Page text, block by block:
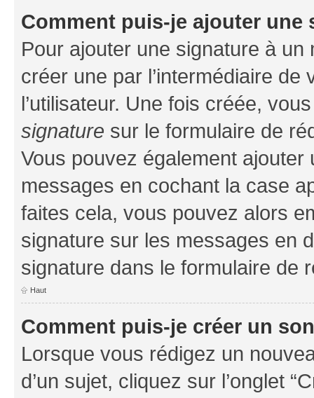
Comment puis-je ajouter une
Pour ajouter une signature à un
créer une par l’intermédiaire
l’utilisateur. Une fois créée,
signature sur le formulaire de
Vous pouvez également
messages en cochant la case
faites cela, vous pouvez alors
signature sur les messages en
signature dans le formulaire de
Haut
Comment puis-je créer un
Lorsque vous rédigez un
d’un sujet, cliquez sur l’onglet